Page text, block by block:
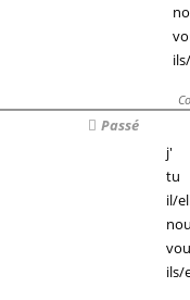
Passé
j'
tu
il/
ils/